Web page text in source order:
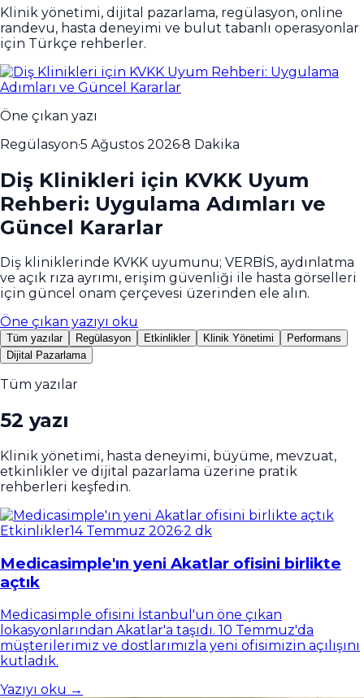
Klinik yönetimi, dijital pazarlama, regülasyon, online
randevu, hasta deneyimi ve bulut tabanlı operasyonlar
için Türkçe rehberler.
Öne çıkan yazı
Regülasyon·5 Ağustos 2026·8 Dakika
Diş Klinikleri için KVKK Uyum
Rehberi: Uygulama Adımları ve
Güncel Kararlar
Diş kliniklerinde KVKK uyumunu; VERBİS, aydınlatma
ve açık rıza ayrımı, erişim güvenliği ile hasta görselleri
için güncel onam çerçevesi üzerinden ele alın.
Öne çıkan yazıyı oku
Tüm yazılar Regülasyon Etkinlikler Klinik Yönetimi
Performans
Dijital Pazarlama
Tüm yazılar
52 yazı
Klinik yönetimi, hasta deneyimi, büyüme, mevzuat,
etkinlikler ve dijital pazarlama üzerine pratik
rehberleri keşfedin.
Etkinlikler14 Temmuz 2026·2 dk
Medicasimple'ın yeni Akatlar ofisini birlikte
açtık
Medicasimple ofisini İstanbul'un öne çıkan
lokasyonlarından Akatlar'a taşıdı. 10 Temmuz'da
müşterilerimiz ve dostlarımızla yeni ofisimizin açılışını
kutladık.
Yazıyı oku →